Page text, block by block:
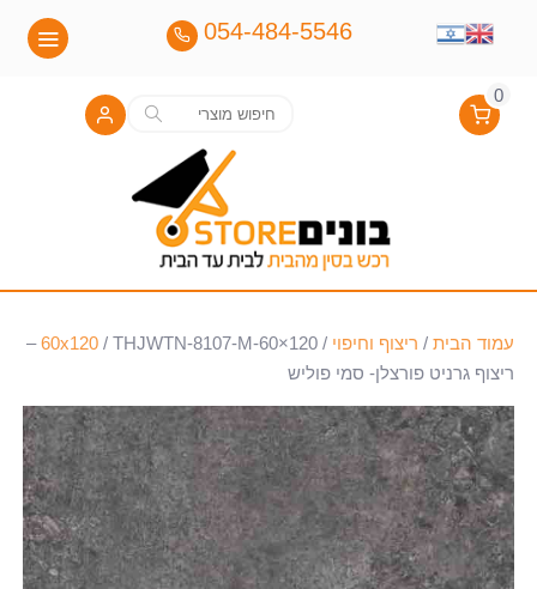
054-484-5546
חיפוש
חיפוש
0
עמוד הבית/ ריצוף וחיפוי /
60x120
/ THJWTN-8107-M-60×120 –
ריצוף גרניט פורצלן- סמי פוליש